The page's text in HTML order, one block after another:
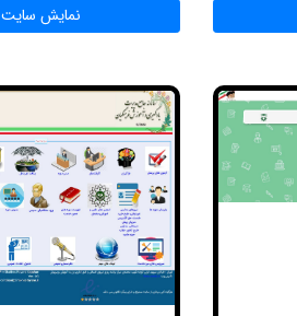
نمایش سایت